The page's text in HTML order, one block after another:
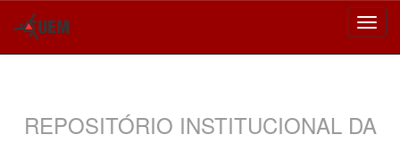
REPOSITÓRIO INSTITUCIONAL DA